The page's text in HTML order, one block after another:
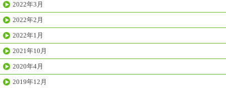
2022年3月
2022年2月
2022年1月
2021年10月
2020年4月
2019年12月